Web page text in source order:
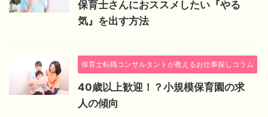
保育士さんにおススメしたい『やる
気』を出す方法
保育士転職コンサルタントが教えるお仕事探しコラム
40歳以上歓迎！？小規模保育園の求
人の傾向